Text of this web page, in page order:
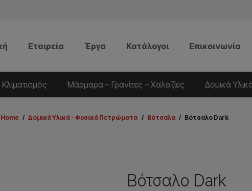
Εταιρεία Έργα Κατάλογοι Επικοινωνία
Μάρμαρα – Γρανίτες – Χαλαζίες Δομικά
Home / Δομικά Υλικά - Φυσικά Πετρώματα / Βότσαλα / Βότσαλο Dark
Βότσαλο Dark